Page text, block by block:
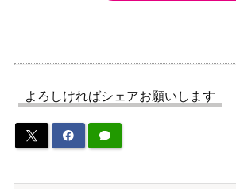
よろしければシェアお願いします